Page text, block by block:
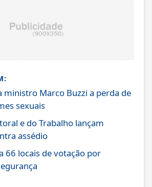
ministro Marco Buzzi a perda de
sexuais
e do Trabalho lançam
assédio
66 locais de votação por